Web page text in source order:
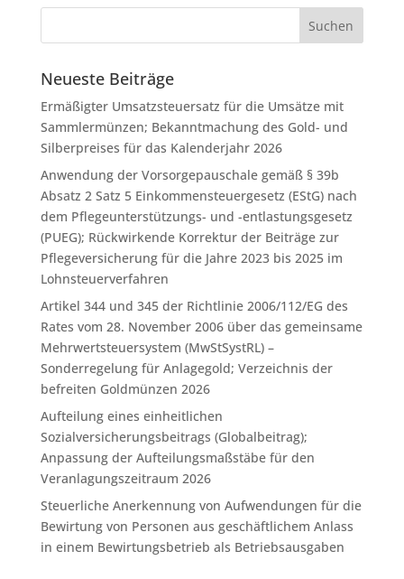
Neueste Beiträge
Ermäßigter Umsatzsteuersatz für die Umsätze mit
Sammlermünzen; Bekanntmachung des Gold- und
Silberpreises für das Kalenderjahr 2026
Anwendung der Vorsorgepauschale gemäß § 39b
Absatz 2 Satz 5 Einkommensteuergesetz (EStG) nach
dem Pflegeunterstützungs- und -entlastungsgesetz
(PUEG); Rückwirkende Korrektur der Beiträge zur
Pflegeversicherung für die Jahre 2023 bis 2025 im
Lohnsteuerverfahren
Artikel 344 und 345 der Richtlinie 2006/112/EG des
Rates vom 28. November 2006 über das gemeinsame
Mehrwertsteuersystem (MwStSystRL) –
Sonderregelung für Anlagegold; Verzeichnis der
befreiten Goldmünzen 2026
Aufteilung eines einheitlichen
Sozialversicherungsbeitrags (Globalbeitrag);
Anpassung der Aufteilungsmaßstäbe für den
Veranlagungszeitraum 2026
Steuerliche Anerkennung von Aufwendungen für die
Bewirtung von Personen aus geschäftlichem Anlass
in einem Bewirtungsbetrieb als Betriebsausgaben